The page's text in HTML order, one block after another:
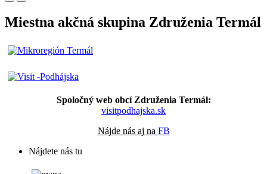
Miestna akčná skupina Združenia Termál
Spoločný web obcí Združenia Termál:
visitpodhajska.sk
Nájde nás aj na FB
Nájdete nás tu